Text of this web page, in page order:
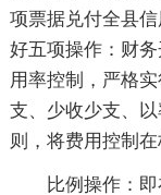
项票据兑付全县
好五项操作：财
用率控制，严格
支、少收少支、
则，将费用控制在
比例操作：